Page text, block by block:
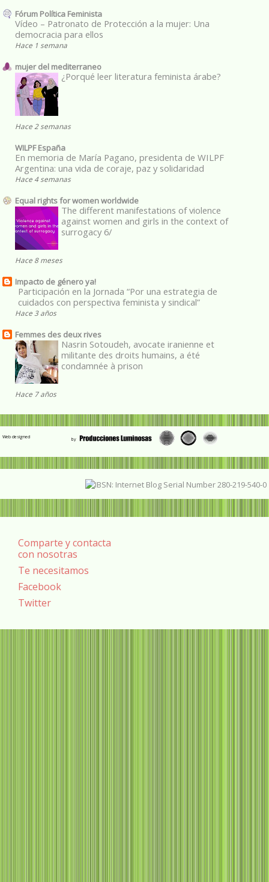
Fórum Política Feminista
Vídeo – Patronato de Protección a la mujer: Una
democracia para ellos
Hace 1 semana
mujer del mediterraneo
¿Porqué leer literatura feminista árabe?
Hace 2 semanas
WILPF España
En memoria de María Pagano, presidenta de WILPF
Argentina: una vida de coraje, paz y solidaridad
Hace 4 semanas
Equal rights for women worldwide
The different manifestations of violence
against women and girls in the context of
surrogacy 6/
Hace 8 meses
Impacto de género ya!
Participación en la Jornada “Por una estrategia de
cuidados con perspectiva feminista y sindical”
Hace 3 años
Femmes des deux rives
Nasrin Sotoudeh, avocate iranienne et
militante des droits humains, a été
condamnée à prison
Hace 7 años
Web designed
Comparte y contacta
con nosotras
Te necesitamos
Facebook
Twitter